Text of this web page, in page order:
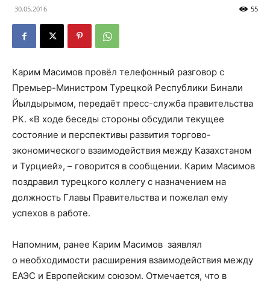
30.05.2016 55
Карим Масимов провёл телефонный разговор с
Премьер-Министром Турецкой Республики Бинали
Йылдырымом, передаёт пресс-служба правительства
РК. «В ходе беседы стороны обсудили текущее
состояние и перспективы развития торгово-
экономического взаимодействия между Казахстаном
и Турцией», – говорится в сообщении. Карим Масимов
поздравил турецкого коллегу с назначением на
должность Главы Правительства и пожелал ему
успехов в работе.
Напомним, ранее Карим Масимов заявлял
о необходимости расширения взаимодействия между
ЕАЭС и Европейским союзом. Отмечается, что в